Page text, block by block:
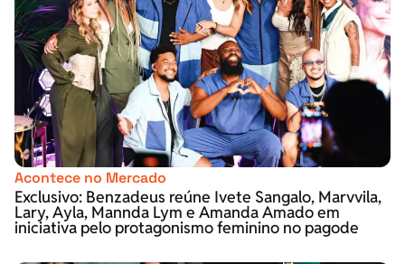
Acontece no Mercado
Exclusivo: Benzadeus reúne Ivete Sangalo, Marvvila,
Lary, Ayla, Mannda Lym e Amanda Amado em
iniciativa pelo protagonismo feminino no pagode